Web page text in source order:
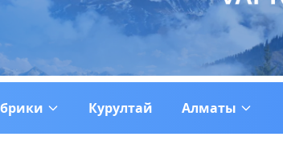
Курултай Алматы